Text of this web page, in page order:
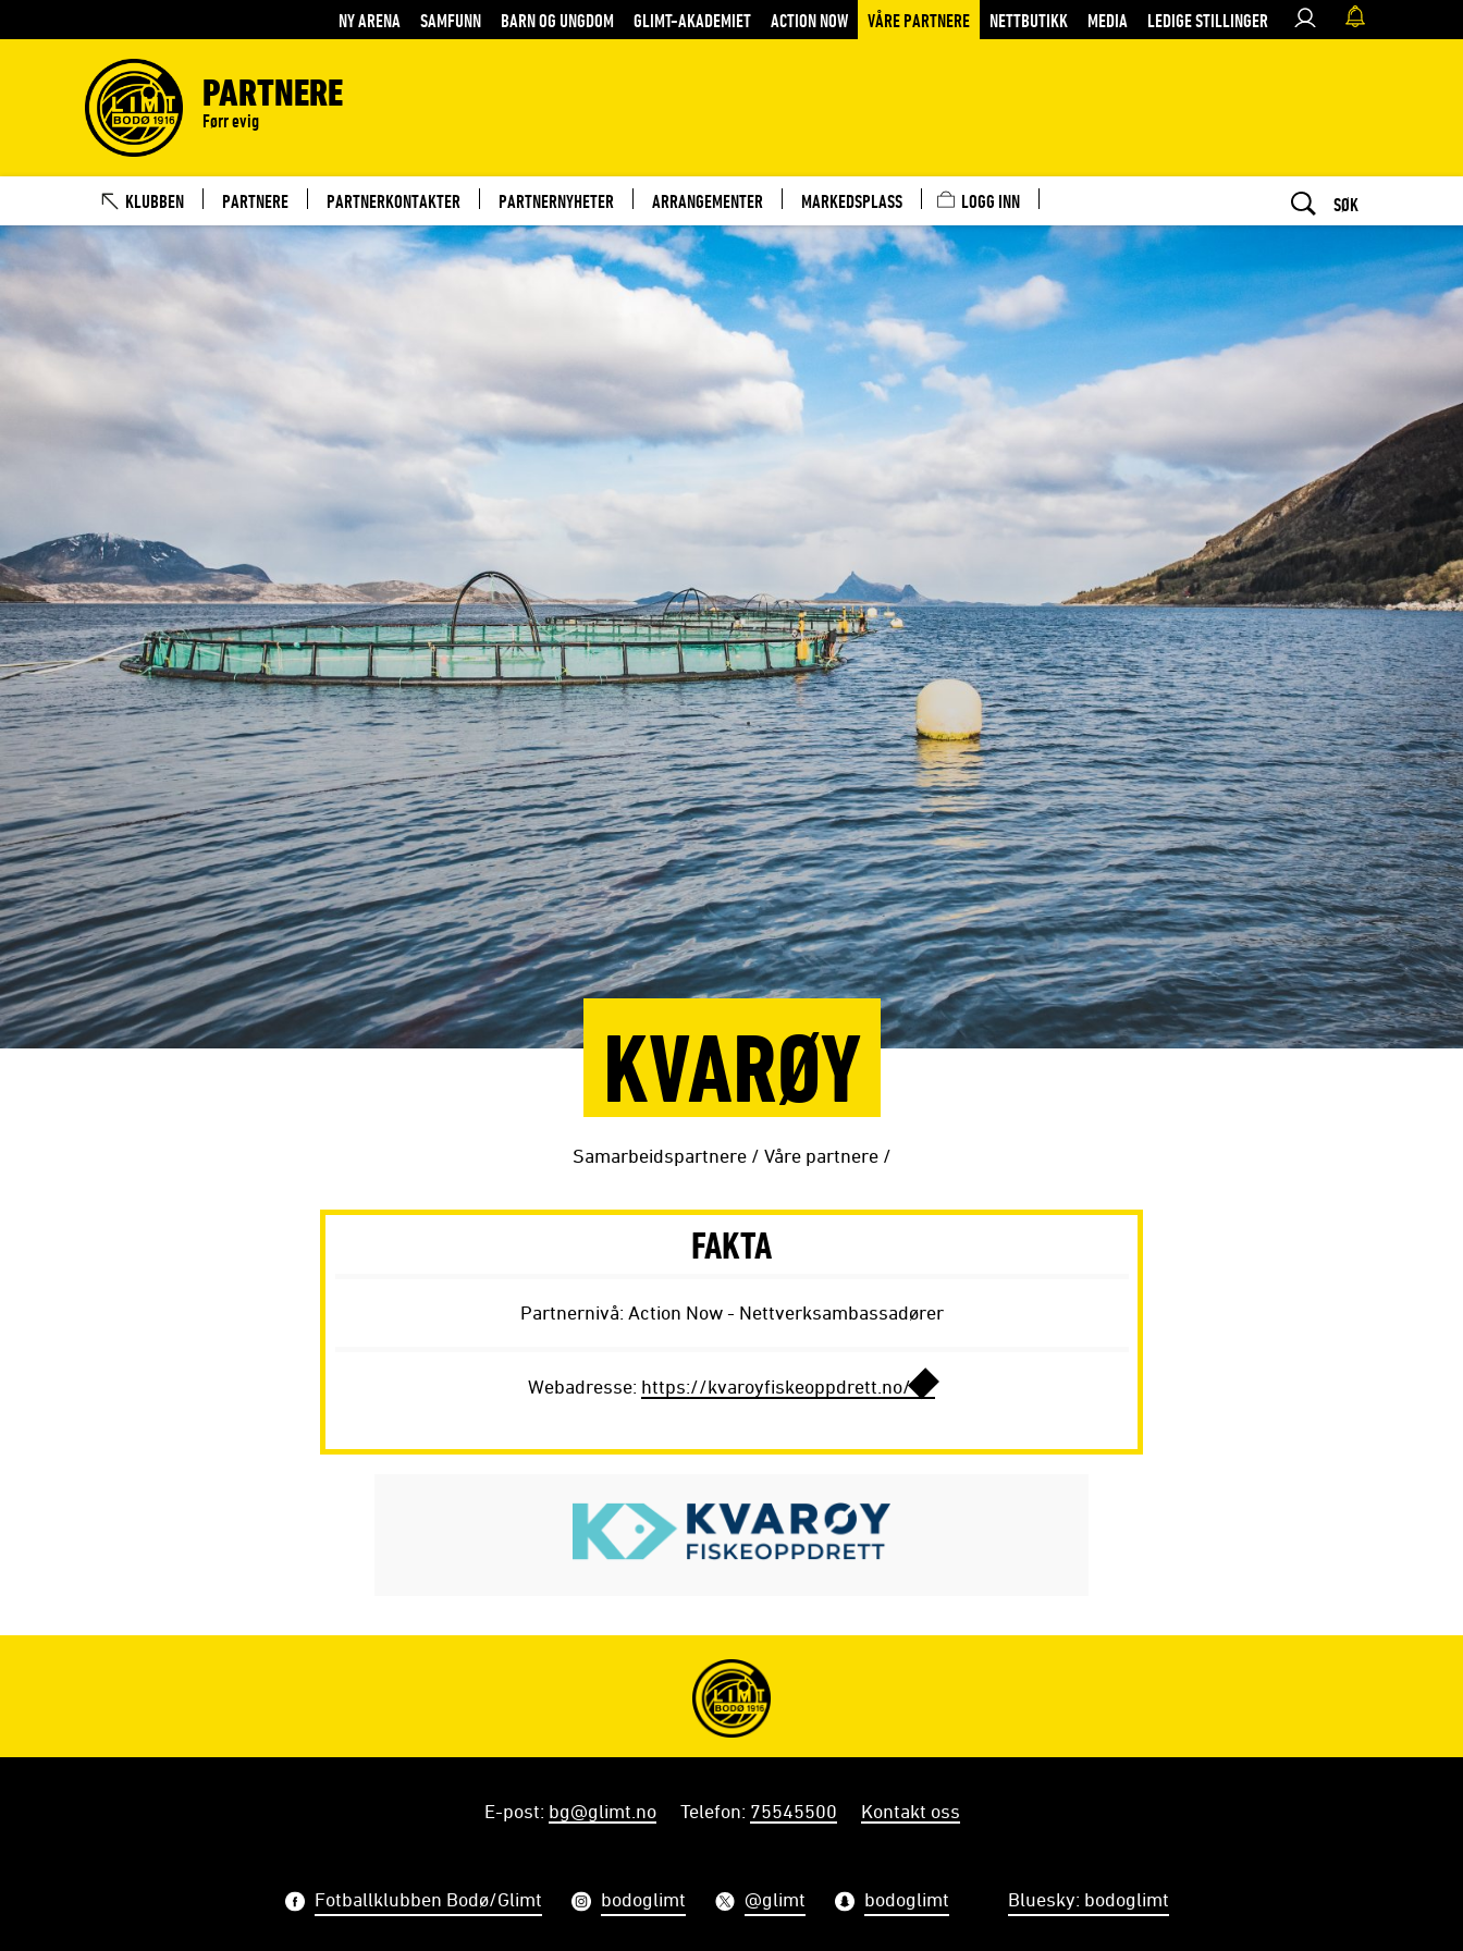
NY ARENA SAMFUNN BARN OG UNGDOM GLIMT-AKADEMIET ACTION NOW VÅRE PARTNERE NETTBUTIKK MEDIA LEDIGE STILLINGER
PARTNERE
Førr evig
KLUBBEN PARTNERE PARTNERKONTAKTER PARTNERNYHETER ARRANGEMENTER MARKEDSPLASS LOGG INN SØK
KVARØY
Samarbeidspartnere / Våre partnere /
FAKTA
Partnernivå: Action Now - Nettverksambassadører
Webadresse: https://kvaroyfiskeoppdrett.no/
E-post: bg@glimt.no Telefon: 75545500 Kontakt oss
Fotballklubben Bodø/Glimt bodoglimt @glimt bodoglimt Bluesky: bodoglimt